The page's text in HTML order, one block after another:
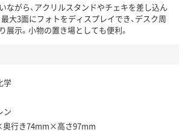
ながら、アクリルスタンドやチェキを差し込ん
大3面にフォトをディスプレイでき、デスク周
展示。小物の置き場としても便利。
学
ン
奥行き74mm×高さ97mm